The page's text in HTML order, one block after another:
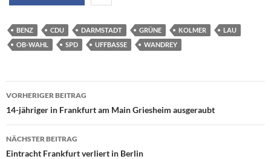
BENZ CDU DARMSTADT GRÜNE KOLMER
LAU
OB-WAHL
SPD UFFBASSE WANDREY
Beitragsnavigation
VORHERIGER BEITRAG
14-jähriger in Frankfurt am Main Griesheim ausgeraubt
NÄCHSTER BEITRAG
Eintracht Frankfurt verliert in Berlin